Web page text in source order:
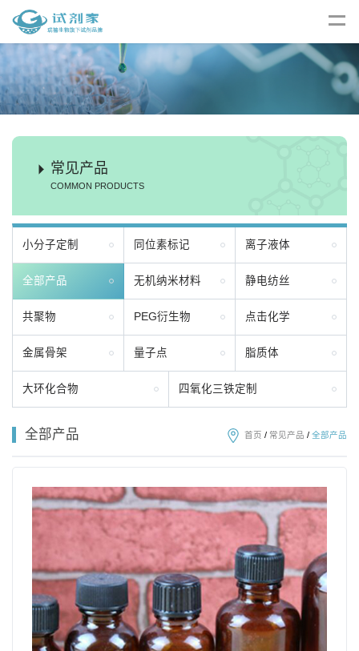
常见产品
COMMON PRODUCTS
小分子定制 同位素标记 离子液体
全部产品 无机纳米材料 静电纺丝
共聚物 PEG衍生物 点击化学
金属骨架 量子点 脂质体
大环化合物 四氧化三铁定制
全部产品 首页 / 常见产品 / 全部产品